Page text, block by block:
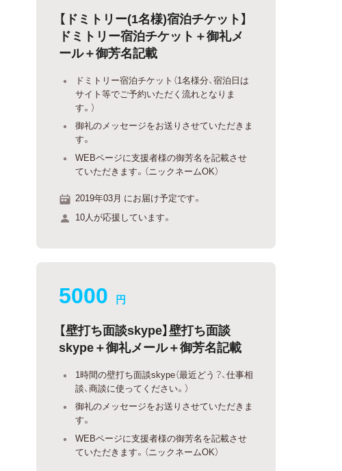
【ドミトリー(1名様)宿泊チケット】
ドミトリー宿泊チケット＋御礼メ
ール＋御芳名記載
ドミトリー宿泊チケット（1名様分、宿泊日は
サイト等でご予約いただく流れとなりま
す。）
御礼のメッセージをお送りさせていただきま
す。
WEBページに支援者様の御芳名を記載させ
ていただきます。（ニックネームOK）
2019年03月 にお届け予定です。
10人が応援しています。
5000 円
【壁打ち面談skype】壁打ち面談
skype＋御礼メール＋御芳名記載
1時間の壁打ち面談skype（最近どう？、仕事相
談、商談に使ってください。）
御礼のメッセージをお送りさせていただきま
す。
WEBページに支援者様の御芳名を記載させ
ていただきます。（ニックネームOK）